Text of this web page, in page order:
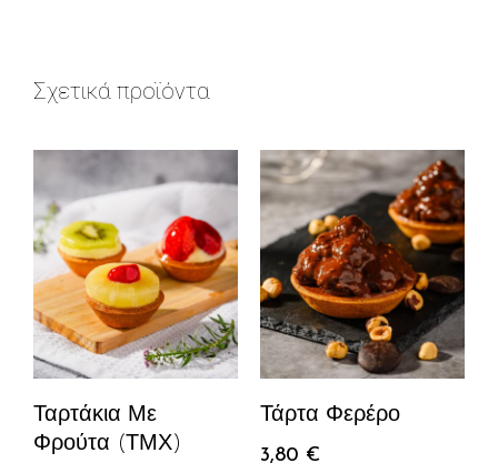
Σχετικά προϊόντα
Ταρτάκια Με
Φρούτα (ΤΜΧ)
Τάρτα Φερέρο
3,80 €